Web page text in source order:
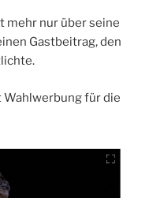
mehr nur über seine
Gastbeitrag, den
Wahlwerbung für die